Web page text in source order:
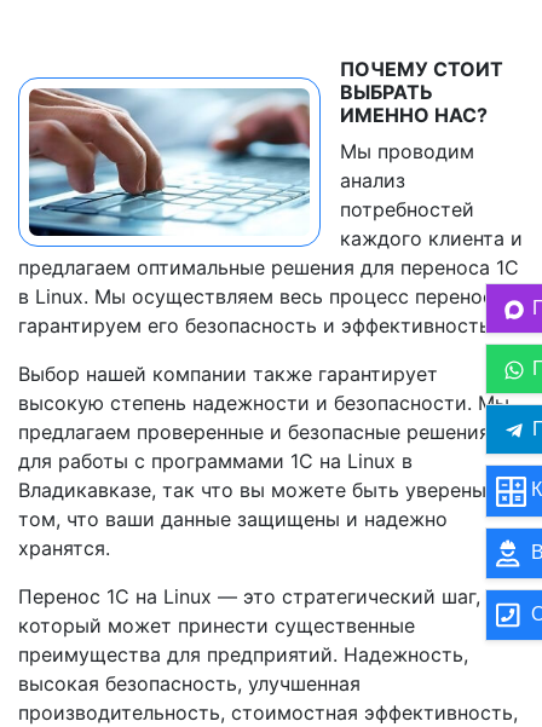
ПОЧЕМУ СТОИТ
ВЫБРАТЬ
ИМЕННО НАС?
Мы проводим
анализ
потребностей
каждого клиента и
предлагаем оптимальные решения для переноса 1С
в Linux. Мы осуществляем весь процесс переноса и
гарантируем его безопасность и эффективность.
Выбор нашей компании также гарантирует
высокую степень надежности и безопасности. Мы
предлагаем проверенные и безопасные решения
для работы с программами 1С на Linux в
Владикавказе, так что вы можете быть уверены в
том, что ваши данные защищены и надежно
хранятся.
Перенос 1C на Linux — это стратегический шаг,
который может принести существенные
преимущества для предприятий. Надежность,
высокая безопасность, улучшенная
производительность, стоимостная эффективность,